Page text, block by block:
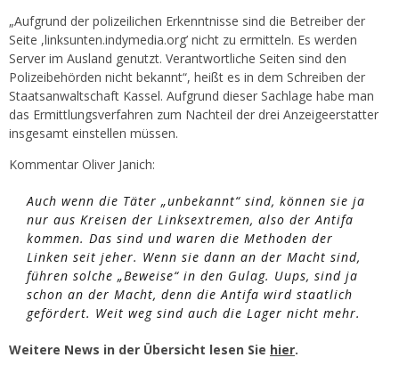
„Aufgrund der polizeilichen Erkenntnisse sind die Betreiber der
Seite ,linksunten.indymedia.org’ nicht zu ermitteln. Es werden
Server im Ausland genutzt. Verantwortliche Seiten sind den
Polizeibehörden nicht bekannt“, heißt es in dem Schreiben der
Staatsanwaltschaft Kassel. Aufgrund dieser Sachlage habe man
das Ermittlungsverfahren zum Nachteil der drei Anzeigeerstatter
insgesamt einstellen müssen.
Kommentar Oliver Janich:
Auch wenn die Täter „unbekannt“ sind, können sie ja
nur aus Kreisen der Linksextremen, also der Antifa
kommen. Das sind und waren die Methoden der
Linken seit jeher. Wenn sie dann an der Macht sind,
führen solche „Beweise“ in den Gulag. Uups, sind ja
schon an der Macht, denn die Antifa wird staatlich
gefördert. Weit weg sind auch die Lager nicht mehr.
Weitere News in der Übersicht lesen Sie hier.